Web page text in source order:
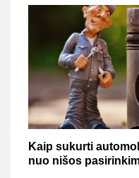
Kaip sukurti
nuo nišos